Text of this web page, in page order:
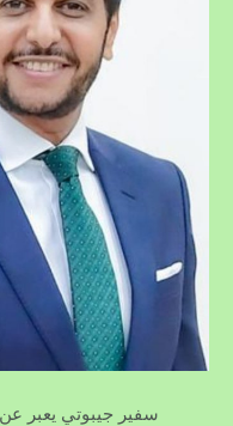
سفير جيبوتي يعبر عن